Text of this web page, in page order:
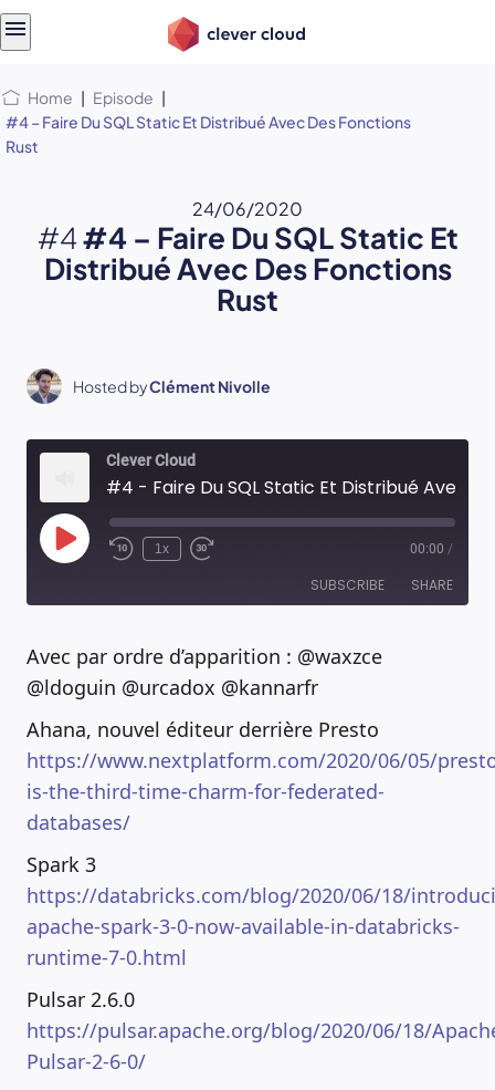
Home | Episode |
#4 – Faire Du SQL Static Et Distribué Avec Des Fonctions
Rust
24/06/2020
#4#4 – Faire Du SQL Static Et
Distribué Avec Des Fonctions
Rust
Hosted byClément Nivolle
Clever Cloud
Play
Episode
1x 00:00 /
SUBSCRIBE SHARE
RSS FEED
SHARE
LINK
EMBED
Avec par ordre d’apparition : @waxzce
@ldoguin @urcadox @kannarfr
Ahana, nouvel éditeur derrière Presto
https://www.nextplatform.com/2020/06/05/
is-the-third-time-charm-for-federated-
databases/
Spark 3
https://databricks.com/blog/2020/06/18/
apache-spark-3-0-now-available-in-databricks-
runtime-7-0.html
Pulsar 2.6.0
https://pulsar.apache.org/blog/2020/06/18/
Pulsar-2-6-0/